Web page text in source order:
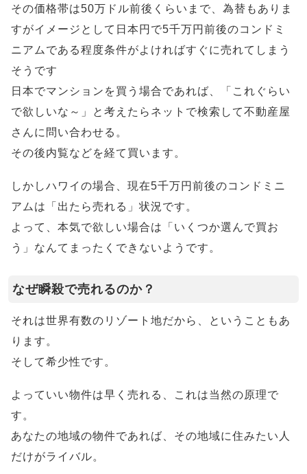
その価格帯は50万ドル前後くらいまで、為替もありま
すがイメージとして日本円で5千万円前後のコンドミ
ニアムである程度条件がよければすぐに売れてしまう
そうです
日本でマンションを買う場合であれば、「これぐらい
で欲しいな～」と考えたらネットで検索して不動産屋
さんに問い合わせる。
その後内覧などを経て買います。
しかしハワイの場合、現在5千万円前後のコンドミニ
アムは「出たら売れる」状況です。
よって、本気で欲しい場合は「いくつか選んで買お
う」なんてまったくできないようです。
なぜ瞬殺で売れるのか？
それは世界有数のリゾート地だから、ということもあ
ります。
そして希少性です。
よっていい物件は早く売れる、これは当然の原理で
す。
あなたの地域の物件であれば、その地域に住みたい人
だけがライバル。